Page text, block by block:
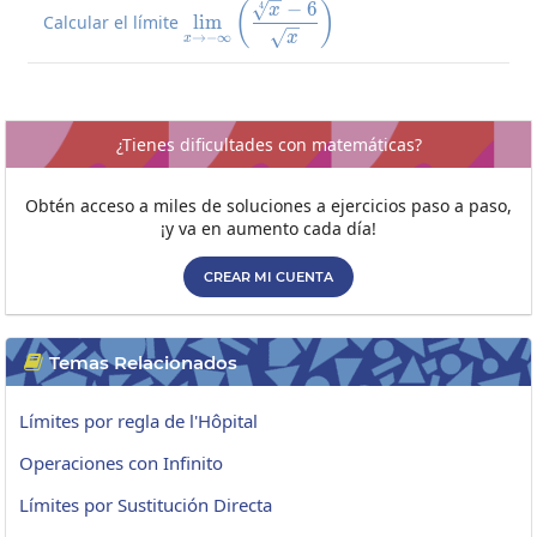
Calcular el límite \lim_{x\to-
x→−∞
lim ( x
4 x − 6 )
¿Tienes dificultades con matemáticas?
Obtén acceso a miles de soluciones a ejercicios paso a paso,
¡y va en aumento cada día!
CREAR MI CUENTA
 Temas Relacionados
Límites por regla de l'Hôpital
Operaciones con Infinito
Límites por Sustitución Directa